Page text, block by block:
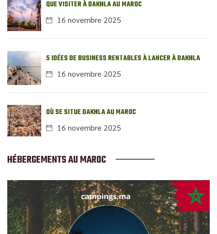
QUE VISITER À DAKHLA AU MAROC
16 novembre 2025
5 IDÉES DE BUSINESS RENTABLES À LANCER À DAKHLA
16 novembre 2025
OÙ SE SITUE DAKHLA AU MAROC
16 novembre 2025
HÉBERGEMENTS AU MAROC